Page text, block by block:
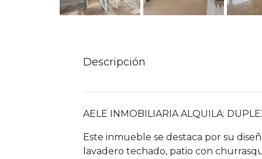
Descripción
AELE INMOBILIARIA ALQUILA:
Este inmueble se destaca por su
lavadero techado, patio con